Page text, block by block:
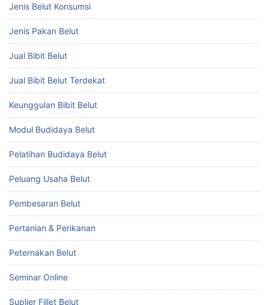
Jenis Belut Konsumsi
Jenis Pakan Belut
Jual Bibit Belut
Jual Bibit Belut Terdekat
Keunggulan Bibit Belut
Modul Budidaya Belut
Pelatihan Budidaya Belut
Peluang Usaha Belut
Pembesaran Belut
Pertanian & Perikanan
Peternakan Belut
Seminar Online
Suplier Fillet Belut